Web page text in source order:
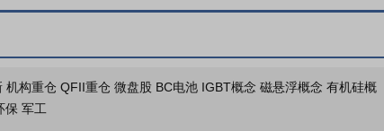
业绩预告
委托理财 更多
构重仓 QFII重仓 微盘股 BC电池 IGBT概念 磁悬浮概念 有机硅概
保 军工